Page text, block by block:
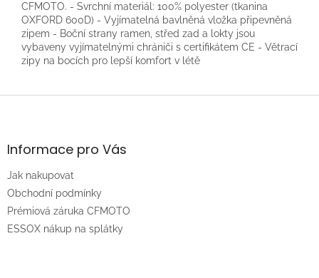
CFMOTO. - Svrchní materiál: 100% polyester (tkanina
OXFORD 600D) - Vyjímatelná bavlněná vložka připevněná
zipem - Boční strany ramen, střed zad a lokty jsou
vybaveny vyjímatelnými chrániči s certifikátem CE - Větrací
zipy na bocích pro lepší komfort v létě
Z
aInformace pro Vás
Jak nakupovat
Obchodní podmínky
Prémiová záruka CFMOTO
ESSOX nákup na splátky